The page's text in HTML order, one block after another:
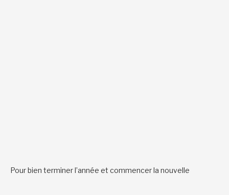
Pour bien terminer l’année et commencer la nouvelle